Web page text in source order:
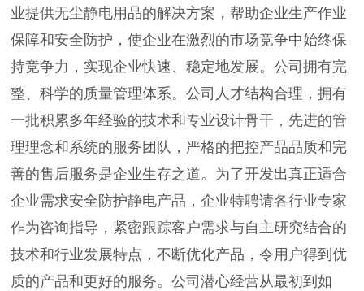
业提供无尘静电用品的解决方案，帮助企业生产作业
保障和安全防护，使企业在激烈的市场竞争中始终保
持竞争力，实现企业快速、稳定地发展。公司拥有完
整、科学的质量管理体系。公司人才结构合理，拥有
一批积累多年经验的技术和专业设计骨干，先进的管
理理念和系统的服务团队，严格的把控产品品质和完
善的售后服务是企业生存之道。为了开发出真正适合
企业需求安全防护静电产品，企业特聘请各行业专家
作为咨询指导，紧密跟踪客户需求与自主研究结合的
技术和行业发展特点，不断优化产品，令用户得到优
质的产品和更好的服务。公司潜心经营从最初到如